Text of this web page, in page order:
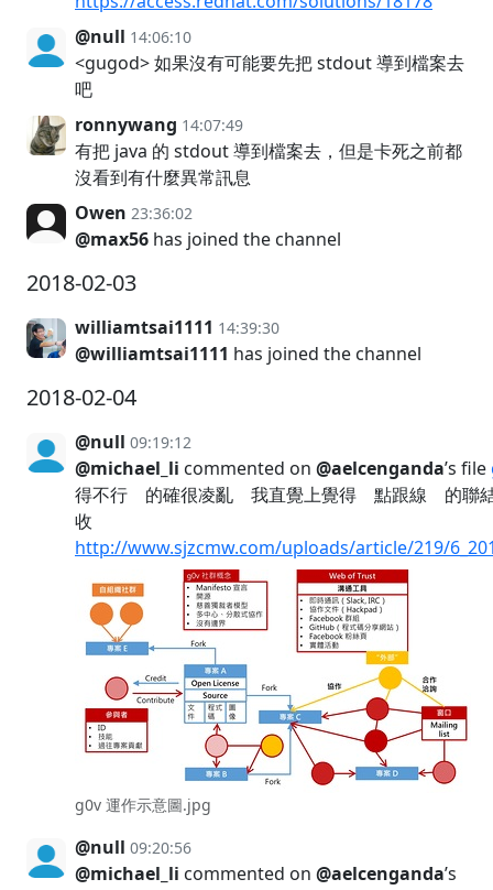
@null 14:06:10
<gugod> 如果沒有可能要先把 stdout 導到檔案去
吧
ronnywang 14:07:49
有把 java 的 stdout 導到檔案去，但是卡死之前都
沒看到有什麼異常訊息
Owen 23:36:02
@max56 has joined the channel
2018-02-03
williamtsai1111 14:39:30
@williamtsai1111 has joined the channel
2018-02-04
@null 09:19:12
@michael_li commented on @aelcenganda’s file
得不行 的確很凌亂 我直覺上覺得 點跟線 的聯
收
http://www.sjzcmw.com/uploads/article/219/
g0v 運作示意圖.jpg
@null 09:20:56
@michael_li commented on @aelcenganda’s